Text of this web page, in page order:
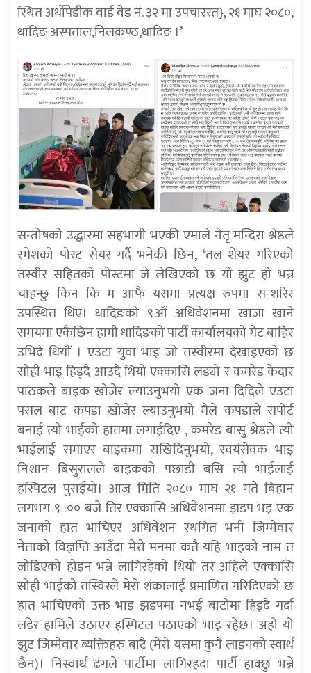
स्थित अर्थोपेडीक वार्ड वेड नं. ३२ मा उपचाररत}, २१ माघ २०८०,
धादिङ अस्पताल,निलकण्ठ,धादिङ ।’
सन्तोषको उद्धारमा सहभागी भएकी एमाले नेतृ मन्दिरा श्रेष्ठले
रमेशको पोस्ट सेयर गर्दै भनेकी छिन, ‘तल शेयर गरिएको
तस्वीर सहितको पोस्टमा जे लेखिएको छ यो झुट हो भन्न
चाहन्छु किन कि म आफै यसमा प्रत्यक्ष रुपमा स-शरिर
उपस्थित थिए। धादिङको ९औं अधिवेशनमा खाजा खाने
समयमा एकैछिन हामी धादिङको पार्टी कार्यालयको गेट बाहिर
उभिदै थियौं । एउटा युवा भाइ जो तस्वीरमा देखाइएको छ
सोही भाइ हिड्दै आउदै थियो एक्कासि लड्यो र कमरेड केदार
पाठकले बाइक खोजेर ल्याउनुभयो एक जना दिदिले एउटा
पसल बाट कपडा खोजेर ल्याउनुभयो मैले कपडाले सपोर्ट
बनाई त्यो भाईको हातमा लगाईदिए , कमरेड बासु श्रेष्ठले त्यो
भाईलाई समाएर बाइकमा राखिदिनुभयो, स्वयंसेवक भाइ
निशान बिसुरालले बाइकको पछाडी बसि त्यो भाईलाई
हस्पिटल पुराईयो। आज मिति २०८० माघ २१ गते बिहान
लगभग ९ :०० बजे तिर एक्कासि अधिवेशनमा झडप भइ एक
जनाको हात भाचिएर अधिवेशन स्थगित भनी जिम्मेवार
नेताको विज्ञप्ति आउँदा मेरो मनमा कतै यहि भाइको नाम त
जोडिएको होइन भन्ने लागिरहेको थियो तर अहिले एक्कासि
सोही भाईको तस्विरले मेरो शंकालाई प्रमाणित गरिदिएको छ
हात भाचिएको उक्त भाइ झडपमा नभई बाटोमा हिड्दै गर्दा
लडेर हामिले उठाएर हस्पिटल पठाएको भाइ रहेछ। अहो यो
झुट जिम्मेवार ब्यक्तिहरु बाटै (मेरो यसमा कुनै लाइनको स्वार्थ
छैन)। निस्वार्थ ढंगले पार्टीमा लागिरहदा पार्टी हाक्छु भन्ने